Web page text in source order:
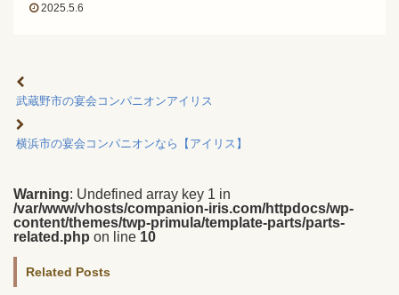
2025.5.6
武蔵野市の宴会コンパニオンアイリス
横浜市の宴会コンパニオンなら【アイリス】
Warning: Undefined array key 1 in
/var/www/vhosts/companion-iris.com/httpdocs/wp-
content/themes/twp-primula/template-parts/parts-
related.php on line 10
Related Posts